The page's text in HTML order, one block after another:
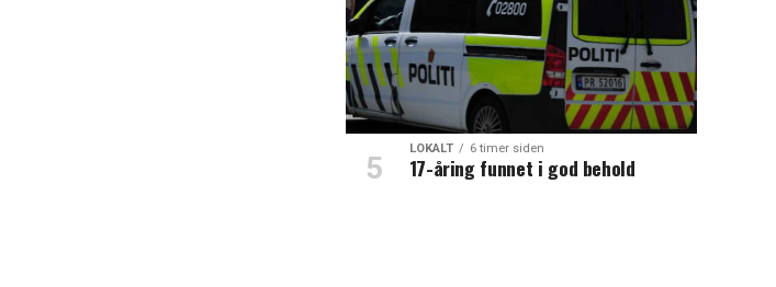
LOKALT 6 timer siden
17-åring funnet i god behold